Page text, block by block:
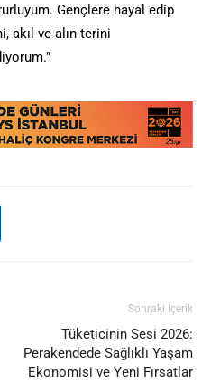
Gençlere hayal edip
akıl ve alın terini
Sonraki İçerik
Tüketicinin Sesi 2026:
Perakendede Sağlıklı Yaşam
Ekonomisi ve Yeni Fırsatlar